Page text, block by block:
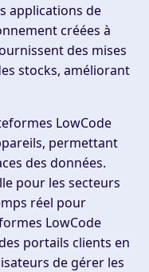
applications de
créées à
des mises
stocks, améliorant
LowCode
permettant
des données.
pour les secteurs
réel pour
LowCode
portails clients en
de gérer les